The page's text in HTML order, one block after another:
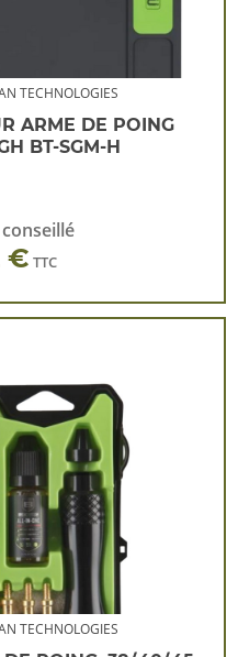
TECHNOLOGIES
ARME DE POING
BT-SGM-H
€ TTC
TECHNOLOGIES